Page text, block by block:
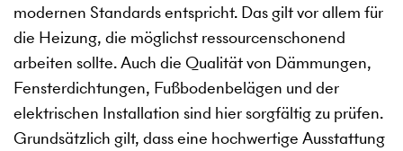
modernen Standards entspricht. Das gilt vor allem für
die Heizung, die möglichst ressourcenschonend
arbeiten sollte. Auch die Qualität von Dämmungen,
Fensterdichtungen, Fußbodenbelägen und der
elektrischen Installation sind hier sorgfältig zu prüfen.
Grundsätzlich gilt, dass eine hochwertige Ausstattung